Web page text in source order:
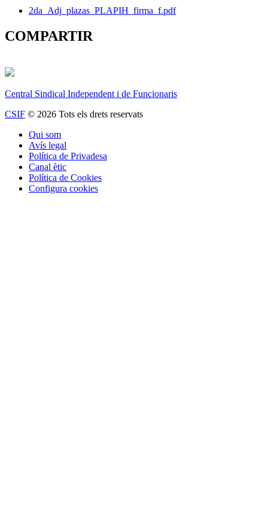
2da_Adj_plazas_PLAPIH_firma_f.pdf
COMPARTIR
Central Sindical Independent i de Funcionaris
CSIF © 2026 Tots els drets reservats
Qui som
Avís legal
Política de Privadesa
Canal ètic
Política de Cookies
Configura cookies